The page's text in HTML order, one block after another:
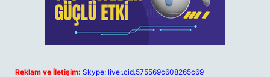
Reklam ve İletişim: Skype: live:.cid.575569c608265c69